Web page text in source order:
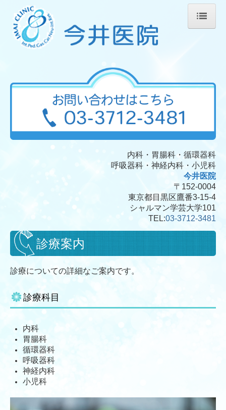
ホーム
自費注射
AIRS
院内掲示
内科・胃腸科・ 循環器科
呼吸器科・神経内科・小児科
今井医院
〒152-0004
東京都目黒区鷹番3-15-4
シャルマン学芸大学101
TEL:03-3712-3481
診療案内
診療についての詳細なご案内です。
診療科目
内科
胃腸科
循環器科
呼吸器科
神経内科
小児科